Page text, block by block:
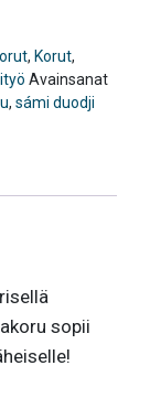
, Korut,
Avainsanat
, sámi duodji
sopii